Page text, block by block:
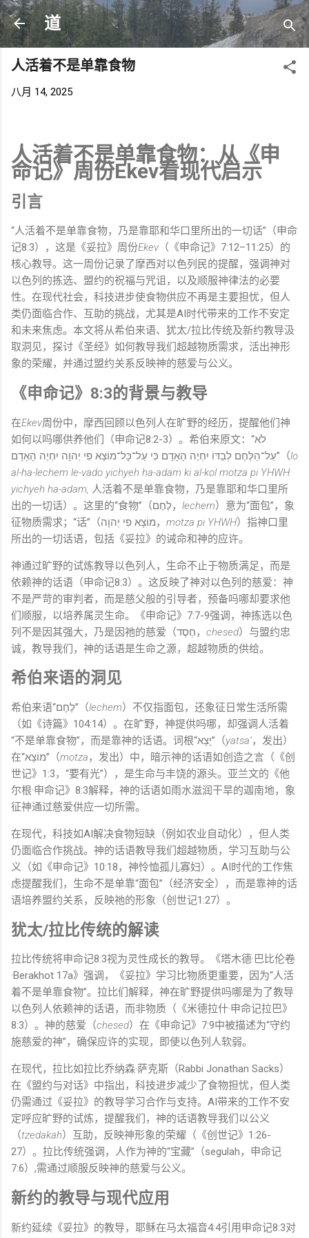
跳至主要内容
道
人活着不是单靠食物
八月 14, 2025
人活着不是单靠食物：从《申
命记》周份Ekev看现代启示
引言
“人活着不是单靠食物，乃是靠耶和华口里所出的一切话”（申命
记8:3），这是《妥拉》周份Ekev （《申命记》7:12–11:25）的
核心教导。这一周份记录了摩西对以色列民的提醒，强调神对
以色列的拣选、盟约的祝福与咒诅，以及顺服神律法的必要
性。在现代社会，科技进步使食物供应不再是主要担忧，但人
类仍面临合作、互助的挑战，尤其是AI时代带来的工作不安定
和未来焦虑。本文将从希伯来语、犹太/拉比传统及新约教导汲
取洞见，探讨《圣经》如何教导我们超越物质需求，活出神形
象的荣耀，并通过盟约关系反映神的慈爱与公义。
《申命记》8:3的背景与教导
在Ekev周份中，摩西回顾以色列人在旷野的经历，提醒他们神
如何以吗哪供养他们（申命记8:2-3）。希伯来原文：“לֹא
עַל־הַלֶּחֶם לְבַדּוֹ יִחְיֶה הָאָדָם כִּי עַל־כָּל־מוֹצָא פִי יְהוָה יִחְיֶה הָאָדָם”（lo
al-ha-lechem le-vado yichyeh ha-adam ki al-kol motza pi YHWH
yichyeh ha-adam, 人活着不是单靠食物，乃是靠耶和华口里所
出的一切话）。这里的“食物”（לֶחֶם， lechem）意为“面包”，象
征物质需求；“话”（מוֹצָא פִי יְהוָה， motza pi YHWH）指神口里
所出的一切话语，包括《妥拉》的诫命和神的应许。
神通过旷野的试炼教导以色列人，生命不止于物质满足，而是
依赖神的话语（申命记8:3）。这反映了神对以色列的慈爱：神
不是严苛的审判者，而是慈父般的引导者，预备吗哪却要求他
们顺服，以培养属灵生命。《申命记》7:7-9强调，神拣选以色
列不是因其强大，乃是因祂的慈爱（חֶסֶד， chesed）与盟约忠
诚，教导我们，神的话语是生命之源，超越物质的供给。
希伯来语的洞见
希伯来语“לֶחֶם”（lechem）不仅指面包，还象征日常生活所需
（如《诗篇》104:14）。在旷野，神提供吗哪，却强调人活着
“不是单靠食物”，而是靠神的话语。词根“יָצָא”（yatsa’，发出）
在“מוֹצָא”（motza，发出）中，暗示神的话语如创造之言（《创
世记》1:3，“要有光”），是生命与丰饶的源头。亚兰文的《他
尔根·申命记》8:3解释，神的话语如雨水滋润干旱的迦南地，象
征神通过慈爱供应一切所需。
在现代，科技如AI解决食物短缺（例如农业自动化），但人类
仍面临合作挑战。神的话语教导我们超越物质，学习互助与公
义（如《申命记》10:18，神怜恤孤儿寡妇）。AI时代的工作焦
虑提醒我们，生命不是单靠“面包”（经济安全），而是靠神的话
语培养盟约关系，反映祂的形象（创世记1:27）。
犹太/拉比传统的解读
拉比传统将申命记8:3视为灵性成长的教导。《塔木德·巴比伦卷
·Berakhot 17a》强调，《妥拉》学习比物质更重要，因为“人活
着不是单靠食物”。拉比们解释，神在旷野提供吗哪是为了教导
以色列人依赖神的话语，而非物质（《米德拉什·申命记拉巴》
8:3）。神的慈爱（chesed）在《申命记》7:9中被描述为“守约
施慈爱的神”，确保应许的实现，即使以色列人软弱。
在现代，拉比如拉比乔纳森·萨克斯（Rabbi Jonathan Sacks）
在《盟约与对话》中指出，科技进步减少了食物担忧，但人类
仍需通过《妥拉》的教导学习合作与支持。AI带来的工作不安
定呼应旷野的试炼，提醒我们，神的话语教导我们以公义
（tzedakah）互助，反映神形象的荣耀（《创世记》1:26-
27）。拉比传统强调，人作为神的“宝藏”（segulah，申命记
7:6）,需通过顺服反映神的慈爱与公义。
新约的教导与现代应用
新约延续《妥拉》的教导，耶稣在马太福音4:4引用申命记8:3对